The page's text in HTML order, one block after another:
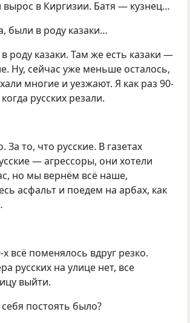
в Киргизии. Батя — кузнец…
были в роду казаки…
роду казаки. Там же есть казаки —
Ну, сейчас уже меньше осталось,
многие и уезжают. Я как раз 90-
русских резали.
то, что русские. В газетах
— агрессоры, они хотели
но мы вернём всё наше,
асфальт и поедем на арбах, как
всё поменялось вдруг резко.
русских на улице нет, все
выйти.
постоять было?